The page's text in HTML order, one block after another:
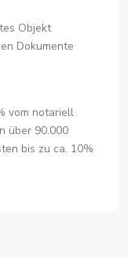
Objekt
Dokumente
vom notariell
über 90.000
bis zu ca. 10%